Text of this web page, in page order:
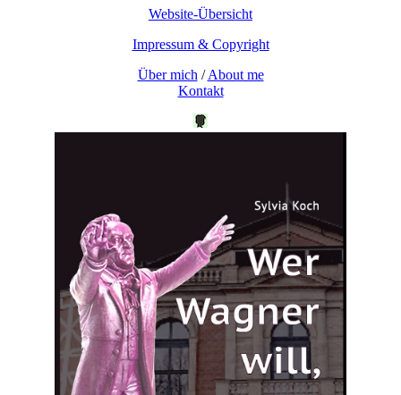
Website-Übersicht
Impressum & Copyright
Über mich /About me
Kontakt